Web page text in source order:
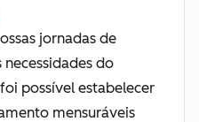
jornadas de
do
possível estabelecer
mensuráveis